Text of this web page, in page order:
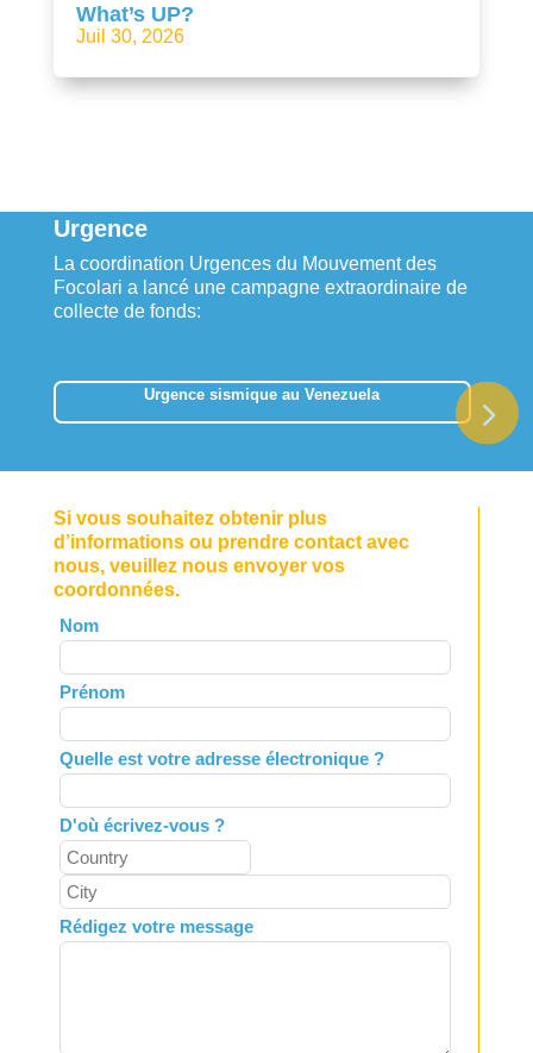
What’s UP?
Juil 30, 2026
Urgence
La coordination Urgences du Mouvement des
Focolari a lancé une campagne extraordinaire de
collecte de fonds:
Urgence sismique au Venezuela
Si vous souhaitez obtenir plus
d’informations ou prendre contact avec
nous, veuillez nous envoyer vos
coordonnées.
Leave
this
field
blank
Nom
Prénom
Quelle est votre adresse électronique ?
D'où écrivez-vous ?
Rédigez votre message